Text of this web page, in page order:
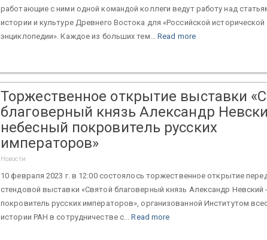
работающие с ними одной командой коллеги ведут работу над
истории и культуре Древнего Востока для «Российской исторической
энциклопедии». Каждое из больших тем... Read more
Торжественное открытие выставки
благоверный князь Александр
небесный покровитель русских
императоров»
Новости
10 февраля 2023 г. в 12:00 состоялось торжественное открытие
стендовой выставки «Святой благоверный князь Александр Невский
покровитель русских императоров», организованной Институтом
истории РАН в сотрудничестве с...Read more